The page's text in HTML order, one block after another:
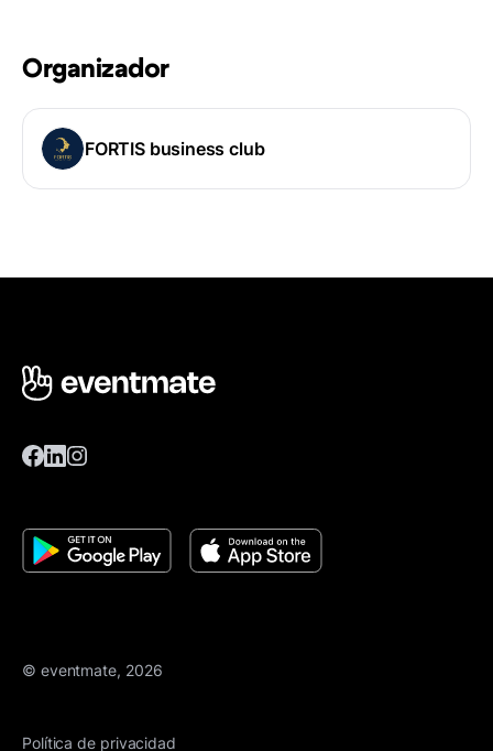
Organizador
FORTIS business club
© eventmate, 2026
Política de privacidad